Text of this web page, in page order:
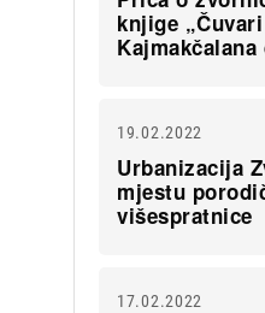
knjige
19.02.2022
Urbanizacija
mjestu
višespratnice
17.02.2022